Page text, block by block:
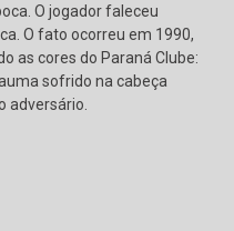
O jogador faleceu
O fato ocorreu em 1990,
as cores do Paraná Clube:
sofrido na cabeça
adversário.